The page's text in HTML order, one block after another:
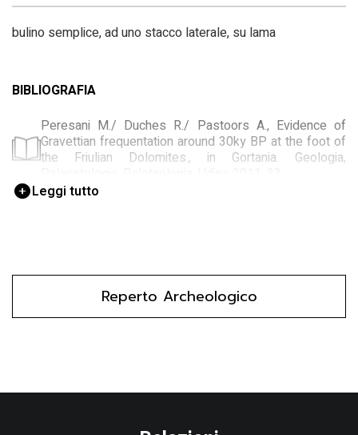
bulino semplice, ad uno stacco laterale, su lama
BIBLIOGRAFIA
Peresani M./ Duches R./ Pastoors A., Evidence of
Gravettian frequentation around 30ky BP at the foot of
the Friulian Dolomites., in Gortania. Geologia,
Rio Secco Cave, The Rio Secco Cave and the North
scavi 2010 nella Grotta del Rio Secco, Altopiano di
Pradis, in Bollettino Società Naturalisti "Silvia Zenari",
Leggi tutto
Reperto Archeologico